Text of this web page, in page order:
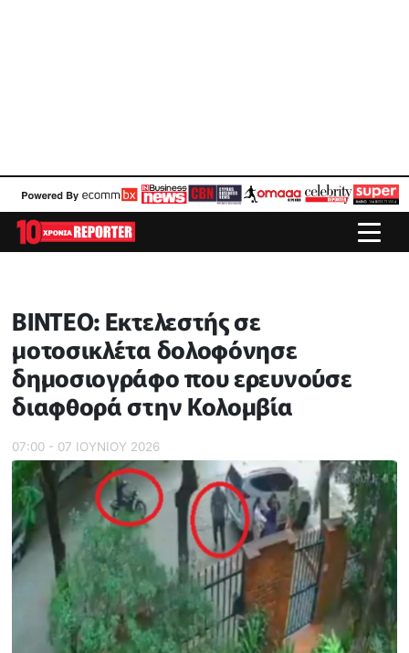
ΒΙΝΤΕΟ: Εκτελεστής σε
μοτοσικλέτα δολοφόνησε
δημοσιογράφο που ερευνούσε
διαφθορά στην Κολομβία
07:00 - 07 ΙΟΥΝΙΟΥ 2026